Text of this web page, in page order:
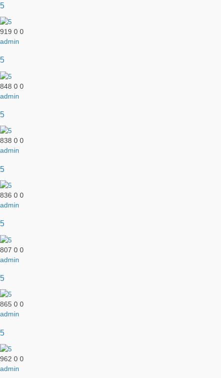
5
919 0 0
admin
5
848 0 0
admin
5
838 0 0
admin
5
836 0 0
admin
5
807 0 0
admin
5
865 0 0
admin
5
962 0 0
admin